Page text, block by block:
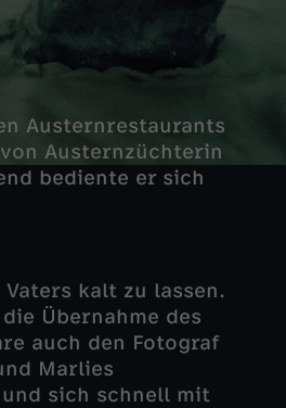
Austernrestaurants
Austernzüchterin
bediente er sich
kalt zu lassen.
Übernahme des
auch den Fotograf
Marlies
sich schnell mit